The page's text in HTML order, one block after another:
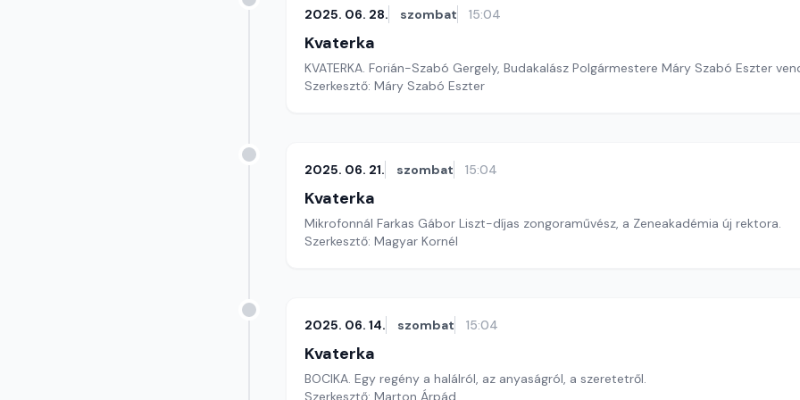
2025. 06. 28. szombat 15:04
Kvaterka
KVATERKA. Forián-Szabó Gergely, Budakalász Polgármestere Máry Szabó Eszter
Szerkesztő: Máry Szabó Eszter
2025. 06. 21. szombat 15:04
Kvaterka
Mikrofonnál Farkas Gábor Liszt-díjas zongoraművész, a Zeneakadémia új rektora.
Szerkesztő: Magyar Kornél
2025. 06. 14. szombat 15:04
Kvaterka
BOCIKA. Egy regény a halálról, az anyaságról, a szeretetről.
Szerkesztő: Marton Árpád